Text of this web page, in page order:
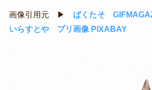
画像引用元 ▶ ぱくたそ
いらすとや
プリ画像 PIXABAY